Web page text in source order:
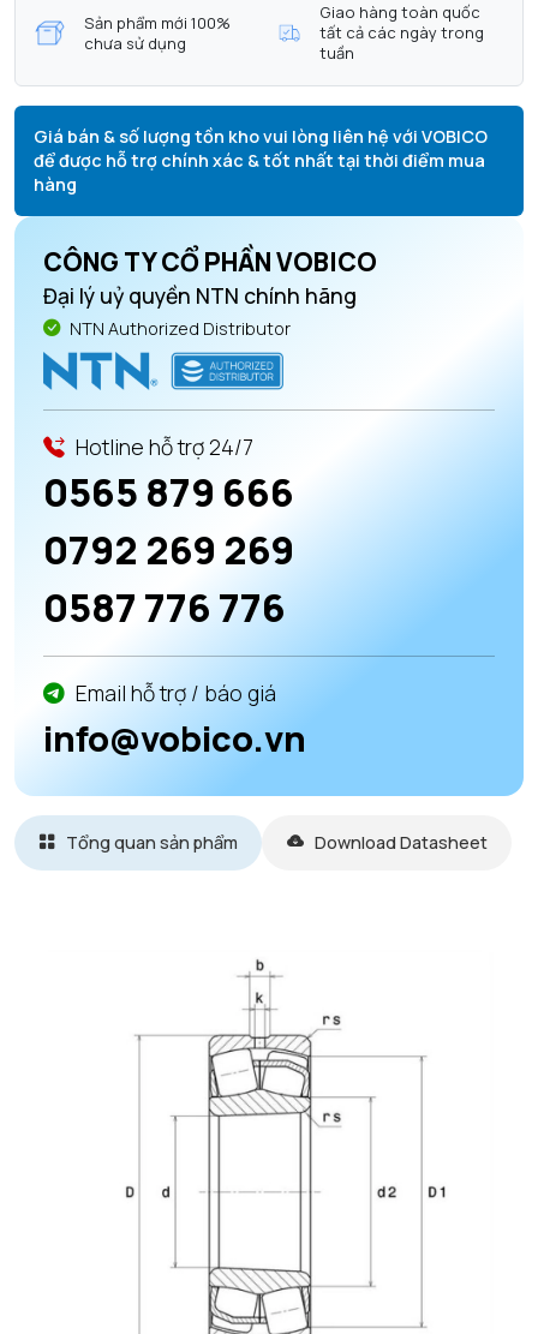
Sản phẩm mới 100%
chưa sử dụng
Giao hàng toàn quốc
tất cả các ngày trong
tuần
Giá bán & số lượng tồn kho vui lòng liên hệ với VOBICO
để được hỗ trợ chính xác & tốt nhất tại thời điểm mua
hàng
CÔNG TY CỔ PHẦN VOBICO
Đại lý uỷ quyền NTN chính hãng
NTN Authorized Distributor
Hotline hỗ trợ 24/7
0565 879 666
0792 269 269
0587 776 776
Email hỗ trợ / báo giá
info@vobico.vn
Tổng quan sản phẩm Download Datasheet